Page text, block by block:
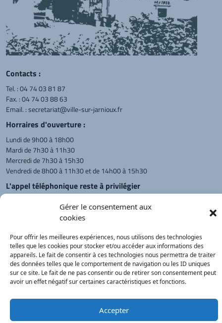
Gérer le consentement aux
cookies
Pour offrir les meilleures expériences, nous utilisons des technologies
telles que les cookies pour stocker et/ou accéder aux informations des
appareils. Le fait de consentir à ces technologies nous permettra de traiter
des données telles que le comportement de navigation ou les ID uniques
sur ce site. Le fait de ne pas consentir ou de retirer son consentement peut
avoir un effet négatif sur certaines caractéristiques et fonctions.
Accepter
Contacts :
Tel. :04 74 03 81 87
Fax. : 04 74 03 88 63
Email. :secretariat@ville-sur-jarnioux.fr
Horraires d'ouverture :
Lundi de 9h00 à 18h00
Mardi de 7h30 à 11h30
Mercredi de 7h30 à 15h30
Vendredi de 8h00 à 11h30 et de 14h00 à 15h30
L'appel téléphonique reste à privilégier
reçoivent sur rendez-vous.
Retour à l'accueil Actualités PanneauPocket Recherche
Démarches
Service Public
Contacts
légales
Plan du site
®onimajine.com- 2023